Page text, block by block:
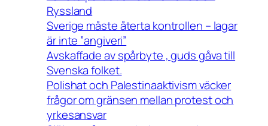
Ryssland
Sverige måste återta kontrollen – lagar
är inte ”angiveri”
Avskaffade av spårbyte , guds gåva till
Svenska folket.
Polishat och Palestinaaktivism väcker
frågor om gränsen mellan protest och
yrkesansvar